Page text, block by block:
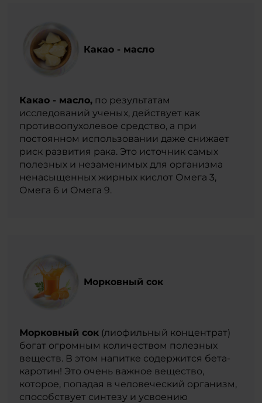
Какао - масло
Какао - масло, по результатам
исследований ученых, действует как
противоопухолевое средство, а при
постоянном использовании даже снижает
риск развития рака. Это источник самых
полезных и незаменимых для организма
ненасыщенных жирных кислот Омега 3,
Омега 6 и Омега 9.
Морковный сок
Морковный сок (лиофильный концентрат)
богат огромным количеством полезных
веществ. В этом напитке содержится бета-
каротин! Это очень важное вещество,
которое, попадая в человеческий организм,
способствует синтезу и усвоению